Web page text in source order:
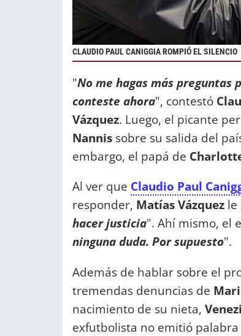
CLAUDIO PAUL CANIGGIA ROMPIÓ EL SILENCIO
"No me hagas más preguntas
conteste ahora", contestó
Vázquez. Luego, el picante
Nannis sobre su salida del
embargo, el papá de
Al ver que Claudio Paul
responder, Matías Vázquez le
hacer justicia". Ahí mismo, el
ninguna duda. Por supuesto".
Además de hablar sobre el
tremendas denuncias de
nacimiento de su nieta,
exfutbolista no emitió palabra